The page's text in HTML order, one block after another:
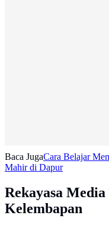
Baca JugaCara Belajar
Mahir di Dapur
Rekayasa
Kelembapan